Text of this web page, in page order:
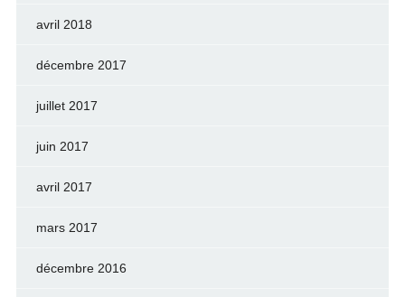
avril 2018
décembre 2017
juillet 2017
juin 2017
avril 2017
mars 2017
décembre 2016